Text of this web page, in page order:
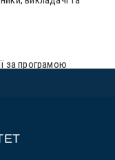
за програмою